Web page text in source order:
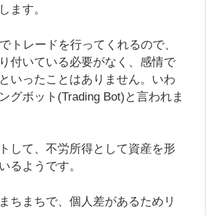
ます。
トレードを行ってくれるので、
付いている必要がなく、感情で
いったことはありません。いわ
グボット(Trading Bot)と言われま
して、不労所得として資産を形
るようです。
ちまちで、個人差があるためリ